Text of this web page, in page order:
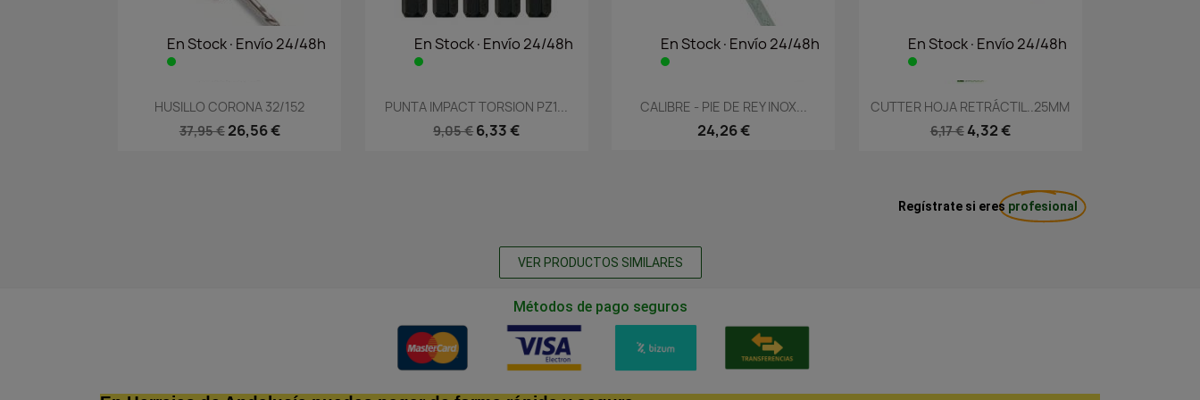
En Stock·Envío 24/48h
Vista rápida
HUSILLO CORONA 32/152
37,95 € 26,56 €
En Stock·Envío 24/48h
Vista rápida
PUNTA IMPACT TORSION PZ1...
9,05 € 6,33 €
En Stock·Envío 24/48h
 Vista rápida
CALIBRE - PIE DE REY INOX...
24,26 €
En Stock·Envío 24/48h
Vista rápida
CUTTER HOJA RETRÁCTIL..25MM
6,17 € 4,32 €
Regístrate si eres profesional
VER PRODUCTOS SIMILARES
Métodos de pago seguros